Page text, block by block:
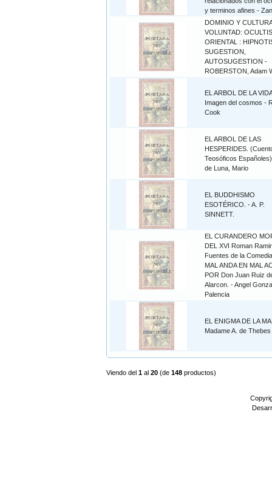
y terminos afines -
DOMINIO Y
VOLUNTAD:
ORIENTAL :
SUGESTION,
AUTOSUGESTION -
ROBERSTON, Adam
EL ARBOL DE LA
Imagen del cosmos -
Cook
EL ARBOL DE LAS
HESPERIDES.
Teosóficos
de Luna, Mario
EL BUDDHISMO
ESOTÉRICO. - A. P.
SINNETT.
EL CURANDERO
DEL XVI Roman
Fuentes de la
MAL ANDA EN MAL
POR Don Juan Ruiz
Alarcon. - Angel
Palencia
EL ENIGMA DE LA
Madame A. de Thebes
Viendo del 1 al 20 (de 148 productos)